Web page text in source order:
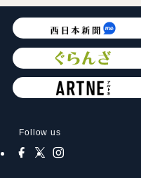
Follow us